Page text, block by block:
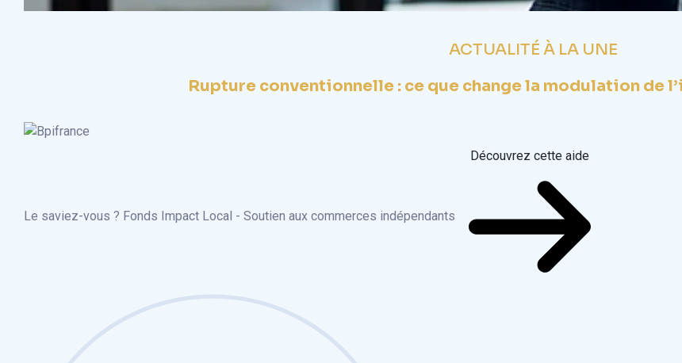
ACTUALITÉ À LA UNE
Rupture conventionnelle : ce que change la modulation de
Le saviez-vous ? Fonds Impact Local - Soutien aux commerces indépendants
Découvrez cette aide